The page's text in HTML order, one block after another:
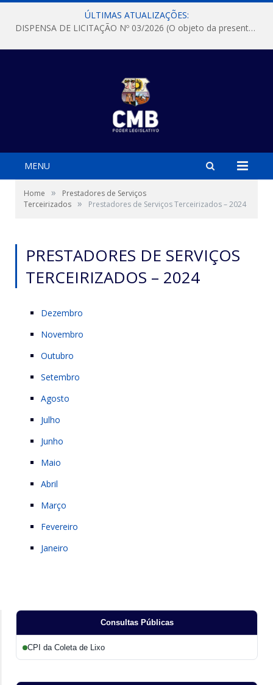
ÚLTIMAS ATUALIZAÇÕES:
DISPENSA DE LICITAÇÃO Nº 03/2026 (O objeto da presente dispensa é a escolha da proposta mais vantajosa para a aquisição, de aparelhos de ar condicionado, tipo Split, com material de instalação e fogão industrial, conforme condições, quantidades e exigências estabelecidas no termo de referencia e neste aviso de contratação direta e seus anexos)
MENU
Home »
Prestadores de Serviços
Terceirizados » Prestadores de Serviços Terceirizados – 2024
PRESTADORES DE SERVIÇOS
TERCEIRIZADOS – 2024
Dezembro
Novembro
Outubro
Setembro
Agosto
Julho
Junho
Maio
Abril
Março
Fevereiro
Janeiro
Consultas Públicas
CPI da Coleta de Lixo